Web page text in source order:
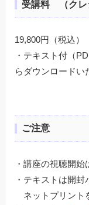
受講料 （クレ
19,800円（税込）
・テキスト付（
らダウンロードい
ご注意
・講座の視聴開始
・テキストは開封
ネットプリント